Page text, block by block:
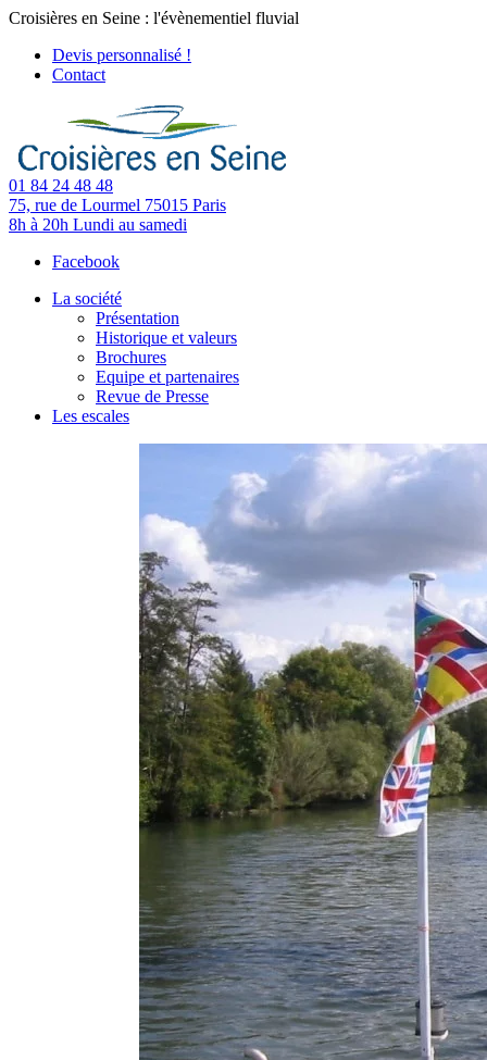
Croisières en Seine : l'évènementiel fluvial
Devis personnalisé !
Contact
01 84 24 48 48
75, rue de Lourmel 75015 Paris
8h à 20h Lundi au samedi
Facebook
La société
Présentation
Historique et valeurs
Brochures
Equipe et partenaires
Revue de Presse
Les escales